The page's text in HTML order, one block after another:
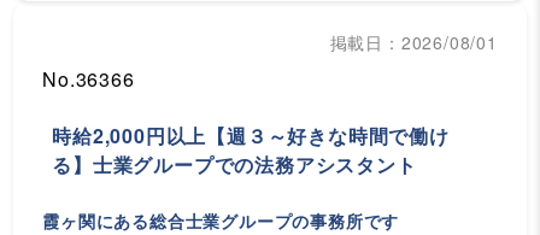
掲載日：2026/08/01
No.36366
時給2,000円以上【週３～好きな時間で働け
る】士業グループでの法務アシスタント
霞ヶ関にある総合士業グループの事務所です